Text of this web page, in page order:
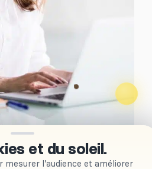
et du soleil.
mesurer l’audience et améliorer
c’est faire appel à